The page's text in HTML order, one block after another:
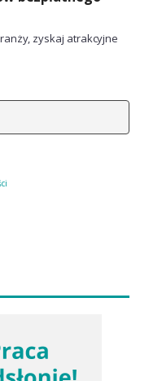
zyskaj atrakcyjne